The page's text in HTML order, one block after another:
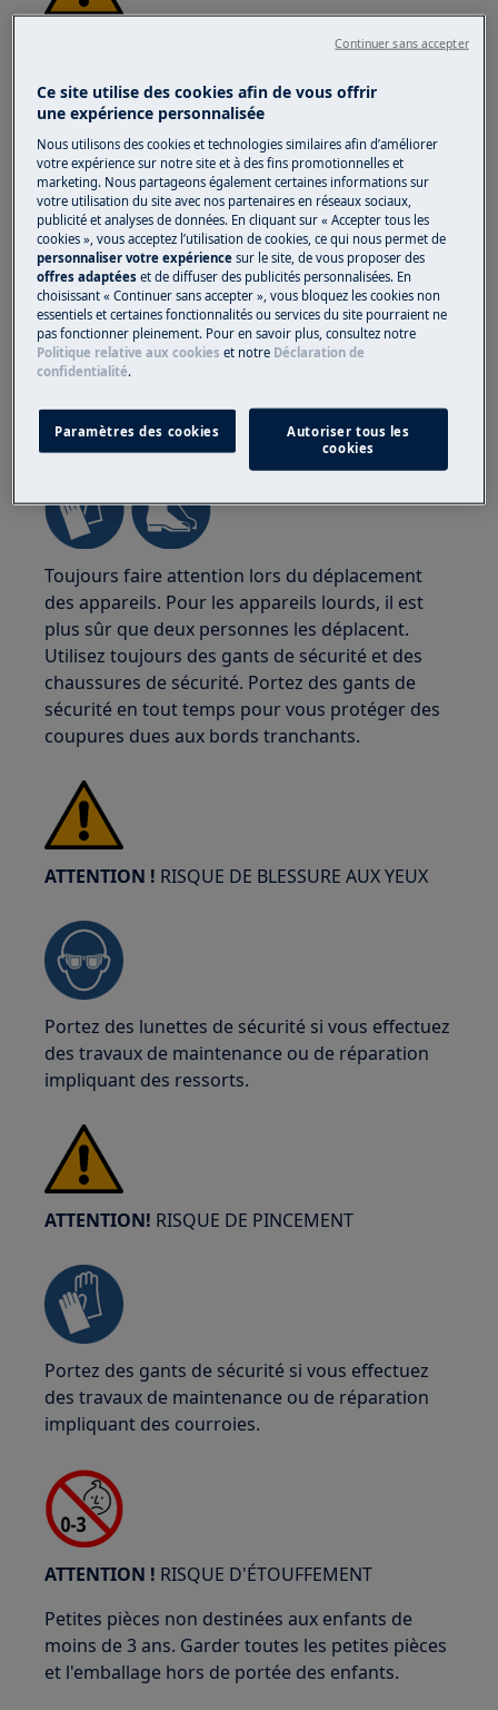
RISQUE DE CHOC ÉLECTRIQUE
Avant toute opération de réparation ou
d'entretien, désactivez l'appareil et débranchez
la fiche du secteur.
ATTENTION !RISQUE DE BLESSURE
Toujours faire attention lors du déplacement
des appareils. Pour les appareils lourds, il est
plus sûr que deux personnes les déplacent.
Utilisez toujours des gants de sécurité et des
chaussures de sécurité. Portez des gants de
sécurité en tout temps pour vous protéger des
coupures dues aux bords tranchants.
ATTENTION ! RISQUE DE BLESSURE AUX YEUX
Portez des lunettes de sécurité si vous effectuez
des travaux de maintenance ou de réparation
impliquant des ressorts.
ATTENTION! RISQUE DE PINCEMENT
Portez des gants de sécurité si vous effectuez
des travaux de maintenance ou de réparation
impliquant des courroies.
ATTENTION ! RISQUE D'ÉTOUFFEMENT
Petites pièces non destinées aux enfants de
moins de 3 ans. Garder toutes les petites pièces
et l'emballage hors de portée des enfants.
Ce site utilise des cookies afin de vous offrir
une expérience personnalisée
Nous utilisons des cookies et technologies similaires afin d’améliorer
votre expérience sur notre site et à des fins promotionnelles et
marketing. Nous partageons également certaines informations sur
votre utilisation du site avec nos partenaires en réseaux sociaux,
publicité et analyses de données. En cliquant sur « Accepter tous les
cookies », vous acceptez l’utilisation de cookies, ce qui nous permet de
personnaliser votre expériencesur le site, de vous proposer des
offres adaptées et de diffuser des publicités personnalisées. En
choisissant « Continuer sans accepter », vous bloquez les cookies non
essentiels et certaines fonctionnalités ou services du site pourraient ne
pas fonctionner pleinement. Pour en savoir plus, consultez notre
Politique relative aux cookies et notre Déclaration de
confidentialité.
Paramètres des cookies
Autoriser tous les
cookies
Continuer sans accepter